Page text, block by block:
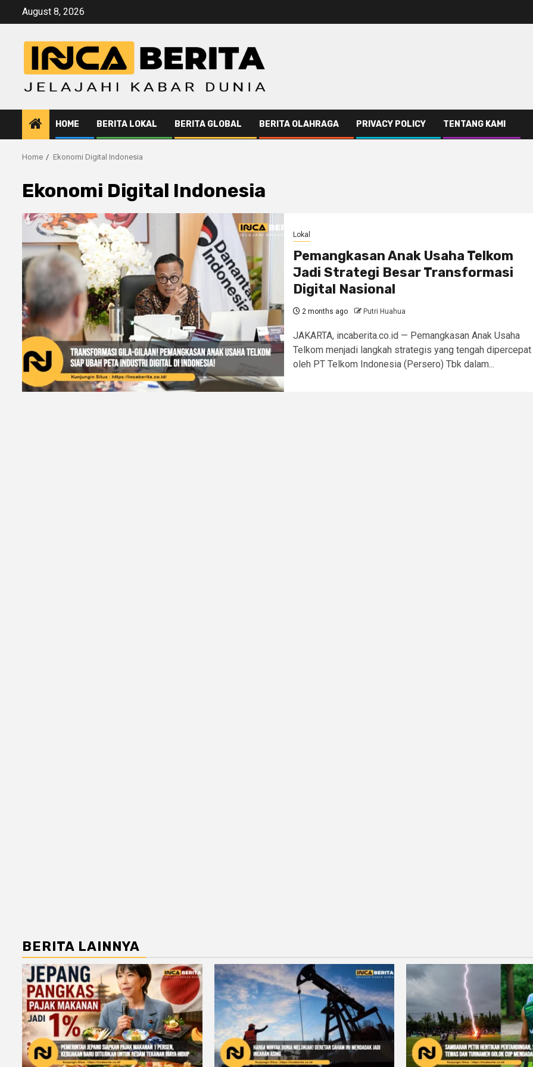
August 8, 2026
HOME BERITA LOKAL BERITA GLOBAL BERITA OLAHRAGA PRIVACY POLICY TENTANG KAMI
Home Ekonomi Digital Indonesia
Ekonomi Digital Indonesia
Lokal
Pemangkasan Anak Usaha Telkom
Jadi Strategi Besar Transformasi
Digital Nasional
2 months ago Putri Huahua
JAKARTA, incaberita.co.id — Pemangkasan Anak Usaha
Telkom menjadi langkah strategis yang tengah dipercepat
oleh PT Telkom Indonesia (Persero) Tbk dalam...
BERITA LAINNYA